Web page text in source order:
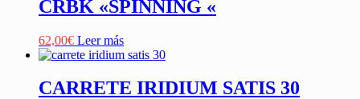
CRBK «SPINNING «
62,00€ Leer más
CARRETE IRIDIUM SATIS 30